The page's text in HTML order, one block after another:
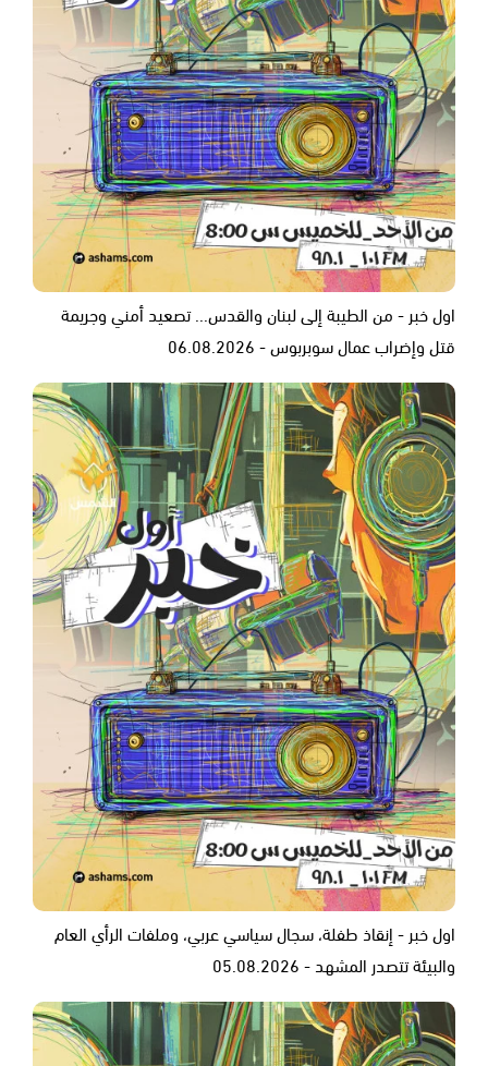
اول خبر - من الطيبة إلى لبنان والقدس... تصعيد أمني وجريمة
قتل وإضراب عمال سوبربوس - 06.08.2026
اول خبر - إنقاذ طفلة، سجال سياسي عربي، وملفات الرأي العام
والبيئة تتصدر المشهد - 05.08.2026